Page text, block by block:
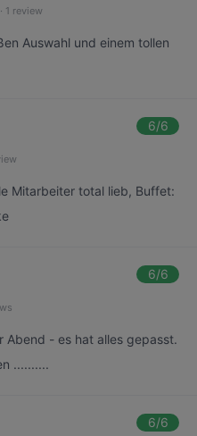
· 1 review
Auswahl und einem tollen
6/6
Mitarbeiter total lieb, Buffet:
6/6
Abend - es hat alles gepasst.
..........
6/6